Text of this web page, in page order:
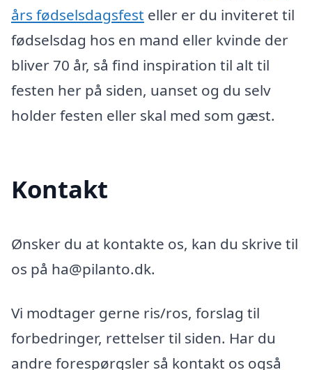
års fødselsdagsfest eller er du inviteret til
fødselsdag hos en mand eller kvinde der
bliver 70 år, så find inspiration til alt til
festen her på siden, uanset og du selv
holder festen eller skal med som gæst.
Kontakt
Ønsker du at kontakte os, kan du skrive til
os på ha@pilanto.dk.
Vi modtager gerne ris/ros, forslag til
forbedringer, rettelser til siden. Har du
andre forespørgsler så kontakt os også